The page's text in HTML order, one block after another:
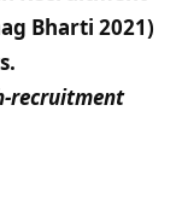
Bharti 2021)
recruitment